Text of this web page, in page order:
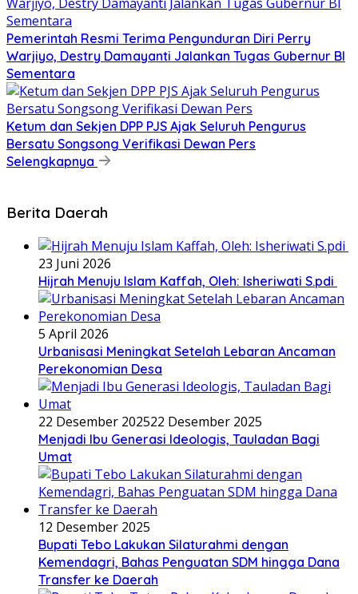
Pemerintah Resmi Terima Pengunduran Diri Perry
Warjiyo, Destry Damayanti Jalankan Tugas Gubernur BI
Sementara
Ketum dan Sekjen DPP PJS Ajak Seluruh Pengurus
Bersatu Songsong Verifikasi Dewan Pers
Selengkapnya
Berita Daerah
23 Juni 2026
Hijrah Menuju Islam Kaffah, Oleh: Isheriwati S.pdi
5 April 2026
Urbanisasi Meningkat Setelah Lebaran Ancaman
Perekonomian Desa
22 Desember 202522 Desember 2025
Menjadi Ibu Generasi Ideologis, Tauladan Bagi
Umat
12 Desember 2025
Bupati Tebo Lakukan Silaturahmi dengan
Kemendagri, Bahas Penguatan SDM hingga Dana
Transfer ke Daerah